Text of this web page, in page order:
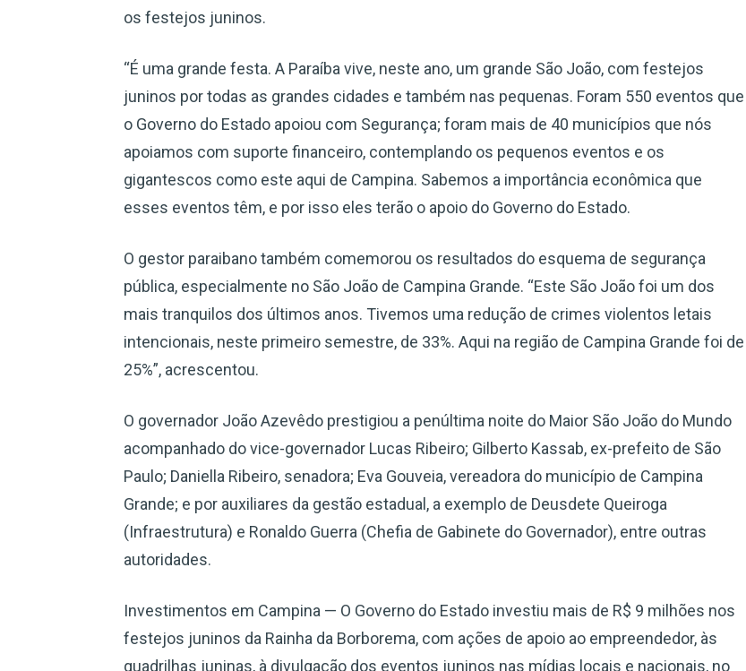
os festejos juninos.
“É uma grande festa. A Paraíba vive, neste ano, um grande São João, com festejos
juninos por todas as grandes cidades e também nas pequenas. Foram 550 eventos que
o Governo do Estado apoiou com Segurança; foram mais de 40 municípios que nós
apoiamos com suporte financeiro, contemplando os pequenos eventos e os
gigantescos como este aqui de Campina. Sabemos a importância econômica que
esses eventos têm, e por isso eles terão o apoio do Governo do Estado.
O gestor paraibano também comemorou os resultados do esquema de segurança
pública, especialmente no São João de Campina Grande. “Este São João foi um dos
mais tranquilos dos últimos anos. Tivemos uma redução de crimes violentos letais
intencionais, neste primeiro semestre, de 33%. Aqui na região de Campina Grande foi de
25%”, acrescentou.
O governador João Azevêdo prestigiou a penúltima noite do Maior São João do Mundo
acompanhado do vice-governador Lucas Ribeiro; Gilberto Kassab, ex-prefeito de São
Paulo; Daniella Ribeiro, senadora; Eva Gouveia, vereadora do município de Campina
Grande; e por auxiliares da gestão estadual, a exemplo de Deusdete Queiroga
(Infraestrutura) e Ronaldo Guerra (Chefia de Gabinete do Governador), entre outras
autoridades.
Investimentos em Campina — O Governo do Estado investiu mais de R$ 9 milhões nos
festejos juninos da Rainha da Borborema, com ações de apoio ao empreendedor, às
quadrilhas juninas, à divulgação dos eventos juninos nas mídias locais e nacionais, no